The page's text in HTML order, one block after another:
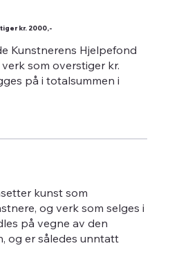
kr. 2000,-
Kunstnerens Hjelpefond
som overstiger kr.
på i totalsummen i
kunst som
og verk som selges i
på vegne av den
og er således unntatt